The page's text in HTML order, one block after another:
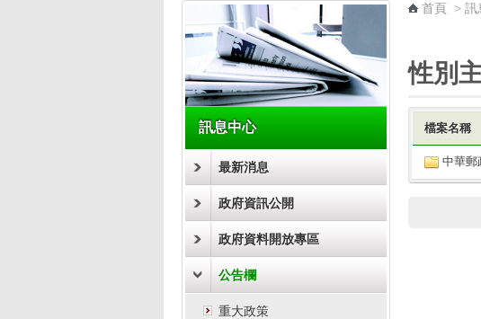
訊息中心
最新消息
政府資訊公開
政府資料開放專區
公告欄
重大政策
首頁 > 訊
性別
檔案名稱
中華郵